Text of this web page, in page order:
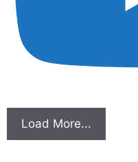
Load More...